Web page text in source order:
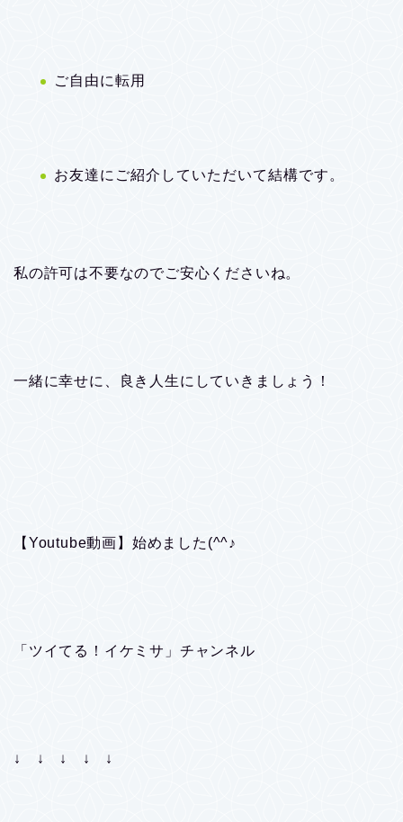
ご自由に転用
お友達にご紹介していただいて結構です。
私の許可は不要なのでご安心くださいね。
一緒に幸せに、良き人生にしていきましょう！
【Youtube動画】始めました(^^♪
「ツイてる！イケミサ」チャンネル
↓ ↓ ↓ ↓ ↓